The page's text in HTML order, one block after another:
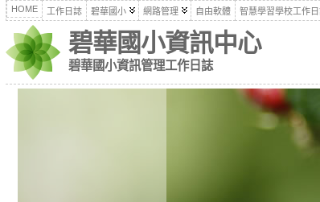
HOME 工作日誌 碧華國小 網路管理 自由軟體 智慧學習學校工作
碧華國小資訊中心
碧華國小資訊管理工作日誌